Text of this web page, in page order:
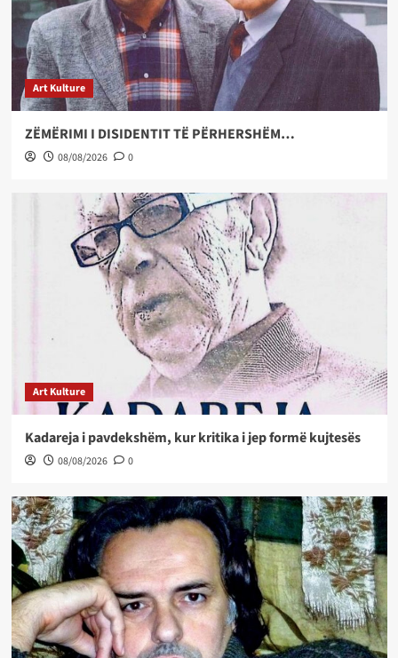
Art Kulture
ZËMËRIMI I DISIDENTIT TË PËRHERSHËM…
08/08/2026 0
Art Kulture
Kadareja i pavdekshëm, kur kritika i jep formë kujtesës
08/08/2026 0